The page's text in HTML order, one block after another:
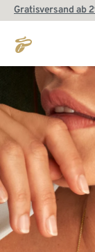
Gratisversand ab